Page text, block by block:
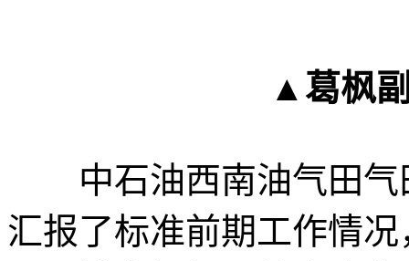
▲葛枫
中石油西南油气田气
汇报了标准前期工作情